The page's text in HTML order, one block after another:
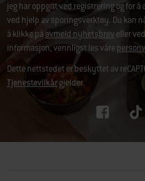
jeg har oppgitt ved registrering og for
ved hjelp av sporingsverktøy. Du kan
å klikke påavmeld nyhetsbreveller
informasjon, vennligst les våre
Dette nettstedet er beskyttet av
Tjenestevilkårgjelder.